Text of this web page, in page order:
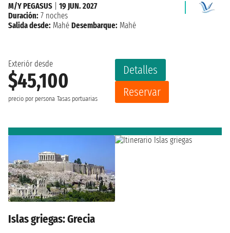
Exteriór desde
$45,100
precio por persona Tasas portuarias
Detalles
Reservar
M/Y PEGASUS
19 JUN. 2027
Duración: 7 noches
Salida desde: Mahé Desembarque: Mahé
Islas griegas: Grecia